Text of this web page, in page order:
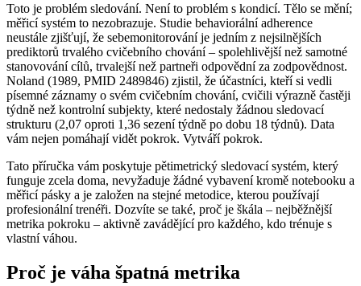
Toto je problém sledování. Není to problém s kondicí. Tělo se mění;
měřicí systém to nezobrazuje. Studie behaviorální adherence
neustále zjišťují, že sebemonitorování je jedním z nejsilnějších
prediktorů trvalého cvičebního chování – spolehlivější než samotné
stanovování cílů, trvalejší než partneři odpovědní za zodpovědnost.
Noland (1989, PMID 2489846) zjistil, že účastníci, kteří si vedli
písemné záznamy o svém cvičebním chování, cvičili výrazně častěji
týdně než kontrolní subjekty, které nedostaly žádnou sledovací
strukturu (2,07 oproti 1,36 sezení týdně po dobu 18 týdnů). Data
vám nejen pomáhají vidět pokrok. Vytváří pokrok.
Tato příručka vám poskytuje pětimetrický sledovací systém, který
funguje zcela doma, nevyžaduje žádné vybavení kromě notebooku a
měřicí pásky a je založen na stejné metodice, kterou používají
profesionální trenéři. Dozvíte se také, proč je škála – nejběžnější
metrika pokroku – aktivně zavádějící pro každého, kdo trénuje s
vlastní váhou.
Proč je váha špatná metrika